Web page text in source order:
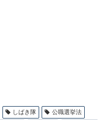
しばき隊
公職選挙法